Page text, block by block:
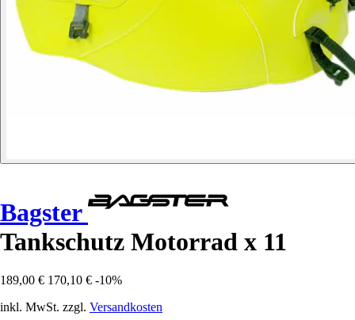
Bagster
Tankschutz Motorrad x 11
189,00 € 170,10 € -10%
inkl. MwSt. zzgl. Versandkosten